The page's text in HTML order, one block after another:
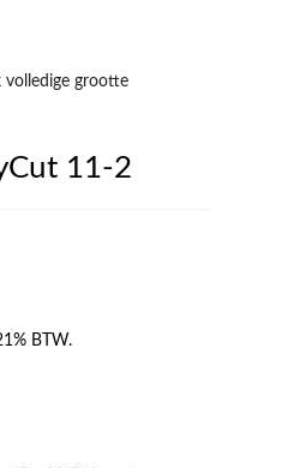
volledige grootte
11-2
BTW.